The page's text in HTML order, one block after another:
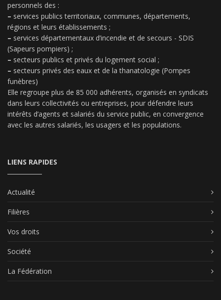
personnels des :
– services publics territoriaux, communes, départements,
régions et leurs établissements ;
– services départementaux d’incendie et de secours - SDIS
(Sapeurs pompiers) ;
– secteurs publics et privés du logement social ;
– secteurs privés des eaux et de la thanatologie (Pompes
funèbres)
Elle regroupe plus de 85 000 adhérents, organisés en syndicats
dans leurs collectivités ou entreprises, pour défendre leurs
intérêts d’agents et salariés du service public, en convergence
avec les autres salariés, les usagers et les populations.
LIENS RAPIDES
Actualité
Filières
Vos droits
Société
La Fédération